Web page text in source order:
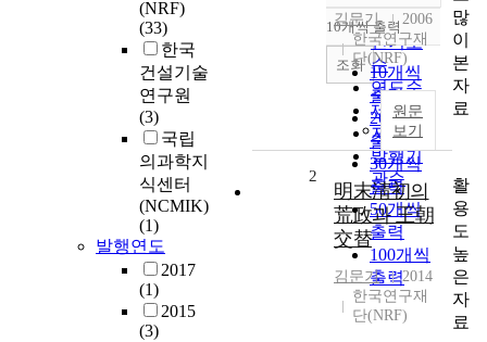
(NRF)
(33)
한국
건설기술
연구원
(3)
국립
의과학지
식센터
(NCMIK)
(1)
발행연도
2017
(1)
2015
(3)
순
인기도
순
연도순
제목순
저자순
발행기
관순
내림차순
10개씩 출력
10개씩
출력
20개씩
출력
30개씩
출력
50개씩
출력
100개씩
출력
조회
김문기
2006
한국연구재
단(NRF)
원문
보기
2
明末淸初의
荒政과 王朝
交替
김문기
2014
한국연구재
단(NRF)
많
이
본
자
료
활
용
도
높
은
자
료